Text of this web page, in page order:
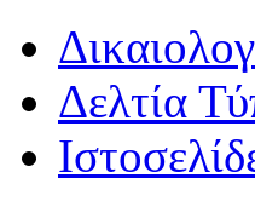
Δελτία